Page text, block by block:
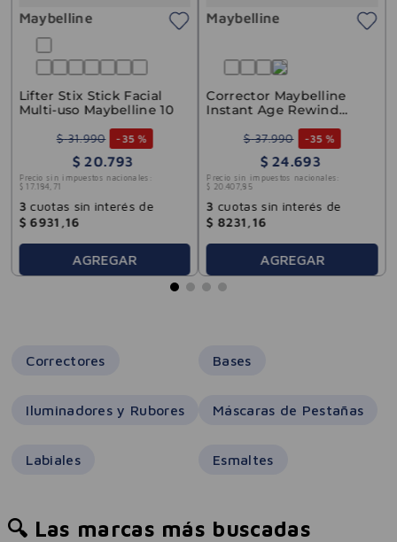
Maybelline
Lifter Stix Stick Facial
Multi-uso Maybelline 10
$ 31.990 -35 %
$ 20 .793
Precio sin impuestos nacionales:
$ 17. 184 71
3 cuotas sin interés de
$ 6931 16
AGREGAR
Maybelline
Corrector Maybelline
Instant Age Rewind
$ 37.990 -35 %
$ 24 693
Precio sin impuestos nacionales:
$ 20 407, 85
3 cuotas sin interés de
$ 8231 16
AGREGAR
Correctores Bases
Iluminadores y Rubores Máscaras de Pestañas
Labiales Esmaltes
🔍 Las marcas más buscadas